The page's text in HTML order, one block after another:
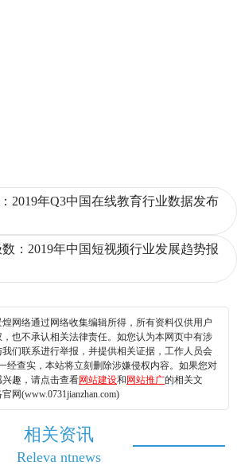
2019年Q3中国在线教育行业数据发布
数：2019年中国短视频行业发展趋势报
网络通过网络收集编辑所得，所有资料仅供用户
也不承认相关法律责任。如您认为本网页中有涉
们联系进行举报，并提供相关证据，工作人员会
经查实，本站将立刻删除涉嫌侵权内容。如果您对
趣，请点击查看网站建设和 网站推广的相关文
网(www.0731jianzhan.com)
相关资讯
Releva ntnews